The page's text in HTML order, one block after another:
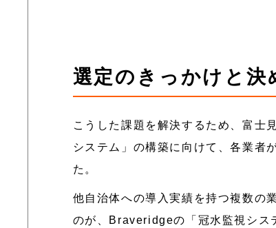
選定のきっかけと決
こうした課題を解決するため、富士
システム」の構築に向けて、各業者
た。
他自治体への導入実績を持つ複数の
のが、Braveridgeの「冠水監視シス